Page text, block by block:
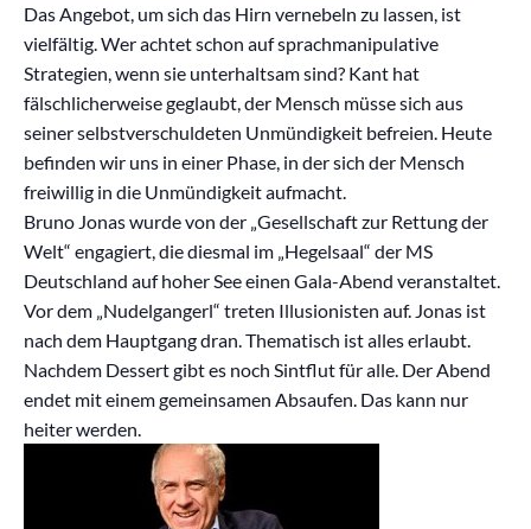
Das Angebot, um sich das Hirn vernebeln zu lassen, ist
vielfältig. Wer achtet schon auf sprachmanipulative
Strategien, wenn sie unterhaltsam sind? Kant hat
fälschlicherweise geglaubt, der Mensch müsse sich aus
seiner selbstverschuldeten Unmündigkeit befreien. Heute
befinden wir uns in einer Phase, in der sich der Mensch
freiwillig in die Unmündigkeit aufmacht.
Bruno Jonas wurde von der „Gesellschaft zur Rettung der
Welt“ engagiert, die diesmal im „Hegelsaal“ der MS
Deutschland auf hoher See einen Gala-Abend veranstaltet.
Vor dem „Nudelgangerl“ treten Illusionisten auf. Jonas ist
nach dem Hauptgang dran. Thematisch ist alles erlaubt.
Nachdem Dessert gibt es noch Sintflut für alle. Der Abend
endet mit einem gemeinsamen Absaufen. Das kann nur
heiter werden.